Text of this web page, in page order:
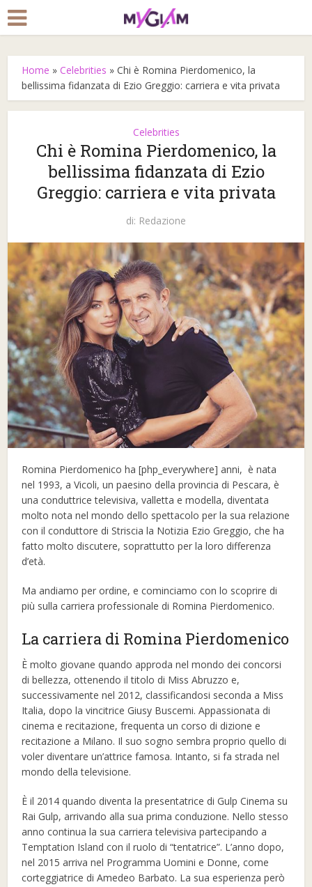
Home »Celebrities »Chi è Romina Pierdomenico, la
bellissima fidanzata di Ezio Greggio: carriera e vita privata
Celebrities
Chi è Romina Pierdomenico, la
bellissima fidanzata di Ezio
Greggio: carriera e vita privata
di: Redazione
Romina Pierdomenico ha [php_everywhere] anni, è nata
nel 1993, a Vicoli, un paesino della provincia di Pescara, è
una conduttrice televisiva, valletta e modella, diventata
molto nota nel mondo dello spettacolo per la sua relazione
con il conduttore di Striscia la Notizia Ezio Greggio, che ha
fatto molto discutere, soprattutto per la loro differenza
d’età.
Ma andiamo per ordine, e cominciamo con lo scoprire di
più sulla carriera professionale di Romina Pierdomenico.
La carriera di Romina Pierdomenico
È molto giovane quando approda nel mondo dei concorsi
di bellezza, ottenendo il titolo di Miss Abruzzo e,
successivamente nel 2012, classificandosi seconda a Miss
Italia, dopo la vincitrice Giusy Buscemi. Appassionata di
cinema e recitazione, frequenta un corso di dizione e
recitazione a Milano. Il suo sogno sembra proprio quello di
voler diventare un’attrice famosa. Intanto, si fa strada nel
mondo della televisione.
È il 2014 quando diventa la presentatrice di Gulp Cinema su
Rai Gulp, arrivando alla sua prima conduzione. Nello stesso
anno continua la sua carriera televisiva partecipando a
Temptation Island con il ruolo di “tentatrice”. L’anno dopo,
nel 2015 arriva nel Programma Uomini e Donne, come
corteggiatrice di Amedeo Barbato. La sua esperienza però